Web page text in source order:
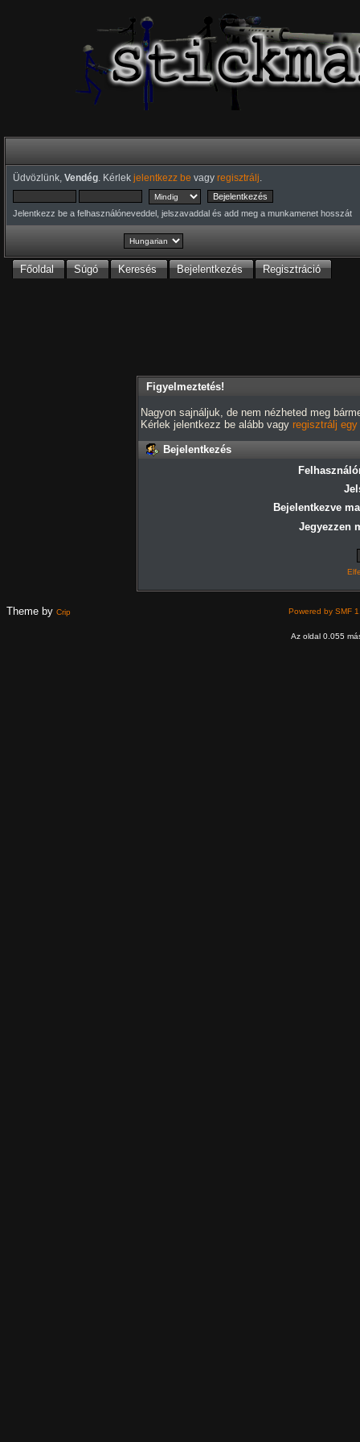
Üdvözlünk, Vendég. Kérlek jelentkezz be vagy regisztrálj
Jelentkezz be a felhasználóneveddel, jelszavaddal és add meg a munkamenet hosszát
Főoldal Súgó Keresés Bejelentkezés Regisztráció
Figyelmeztetés!
Nagyon sajnáljuk, de nem nézheted meg
Kérlek jelentkezz be alább vagy regisztrálj
Bejelentkezés
Bejelentkezve
Jegyezzen
Theme by Crip Powered by SMF
Az oldal 0.055